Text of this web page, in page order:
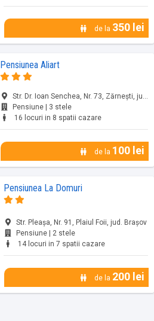
de la 350 lei
Pensiunea Aliart
Str. Dr. Ioan Senchea, Nr. 73, Zărnești, jud. Brașov
Pensiune | 3 stele
16 locuri in 8 spatii cazare
de la 100 lei
Pensiunea La Domuri
Str. Pleașa, Nr. 91, Plaiul Foii, jud. Brașov
Pensiune | 2 stele
14 locuri in 7 spatii cazare
de la 200 lei